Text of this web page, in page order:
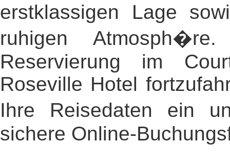
erstklassigen Lage
ruhigen
Reservierung im
Roseville Hotel
Ihre Reisedaten ein
sichere Online-